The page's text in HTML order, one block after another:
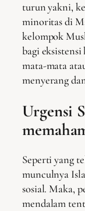
turun yakni,
minoritas di
kelompok
bagi
mata-mata
menyerang
Urgensi
Seperti yang
munculnya
sosial. Maka,
mendalam